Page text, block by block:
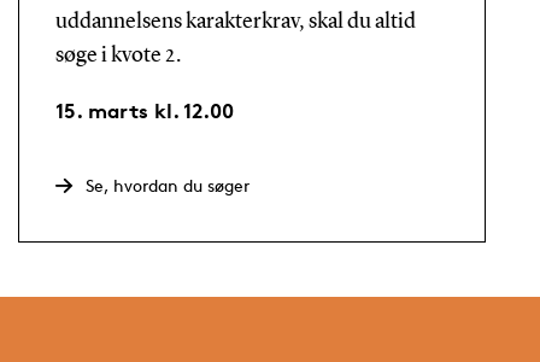
uddannelsens karakterkrav, skal du altid
søge i kvote 2.
15. marts kl. 12.00
Se, hvordan du søger